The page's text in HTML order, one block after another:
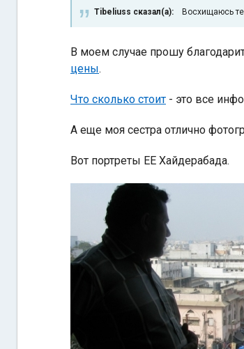
Tibeliuss сказал(а): Восхищаюсь
В моем случае прошу
цены.
Что сколько стоит - это все
А еще моя сестра отлично
Вот портреты ЕЕ Хайдерабада.